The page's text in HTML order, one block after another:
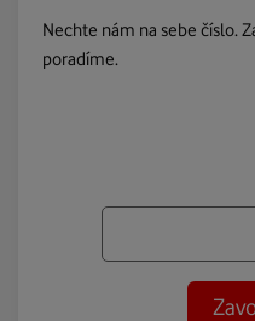
Nechte nám na sebe číslo.
poradíme.